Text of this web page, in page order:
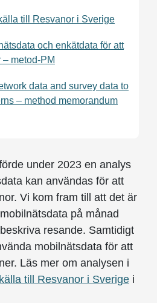
till Resvanor i Sverige
och enkätdata för att
metod-PM
data and survey data to
– method memorandum
under 2023 en analys
kan användas för att
Vi kom fram till att det är
på månad
resande. Samtidigt
mobilnätsdata för att
Läs mer om analysen i
till Resvanor i Sverige i